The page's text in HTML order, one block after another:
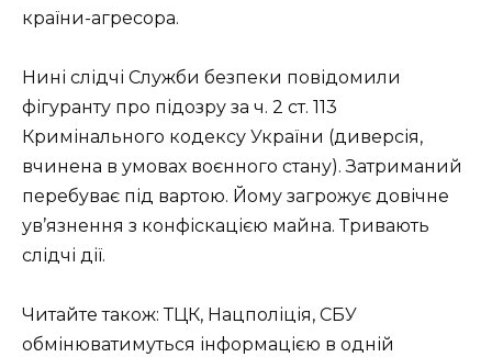
країни-агресора.
Нині слідчі Служби безпеки повідомили
фігуранту про підозру за ч. 2 ст. 113
Кримінального кодексу України (диверсія,
вчинена в умовах воєнного стану). Затриманий
перебуває під вартою. Йому загрожує довічне
ув’язнення з конфіскацією майна. Тривають
слідчі дії.
Читайте також: ТЦК, Нацполіція, СБУ
обмінюватимуться інформацією в одній